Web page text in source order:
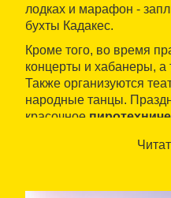
лодках и марафон -
бухты Кадакес.
Кроме того, во время
концерты и хабанеры, а
Также организуются
народные танцы.
красочное